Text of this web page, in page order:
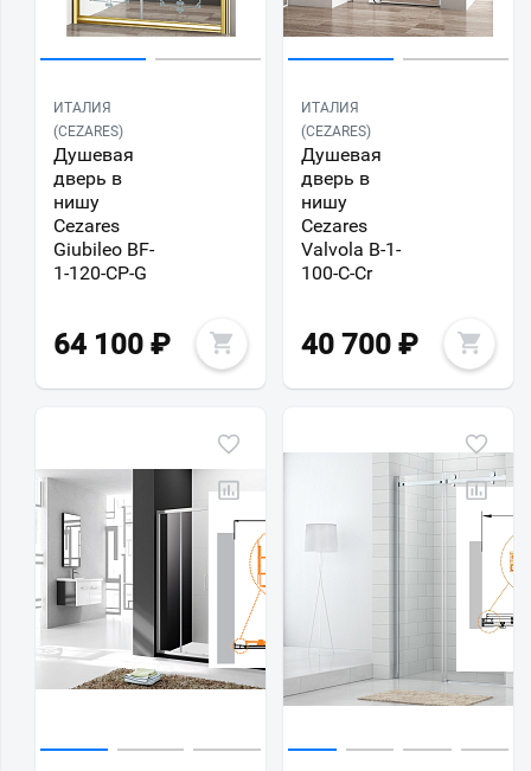
ИТАЛИЯ
(CEZARES)
Душевая
дверь в
нишу
Cezares
Giubileo BF-
1-120-CP-G
64 100 ₽
ИТАЛИЯ
(CEZARES)
Душевая
дверь в
нишу
Cezares
Valvola B-1-
100-C-Cr
40 700 ₽